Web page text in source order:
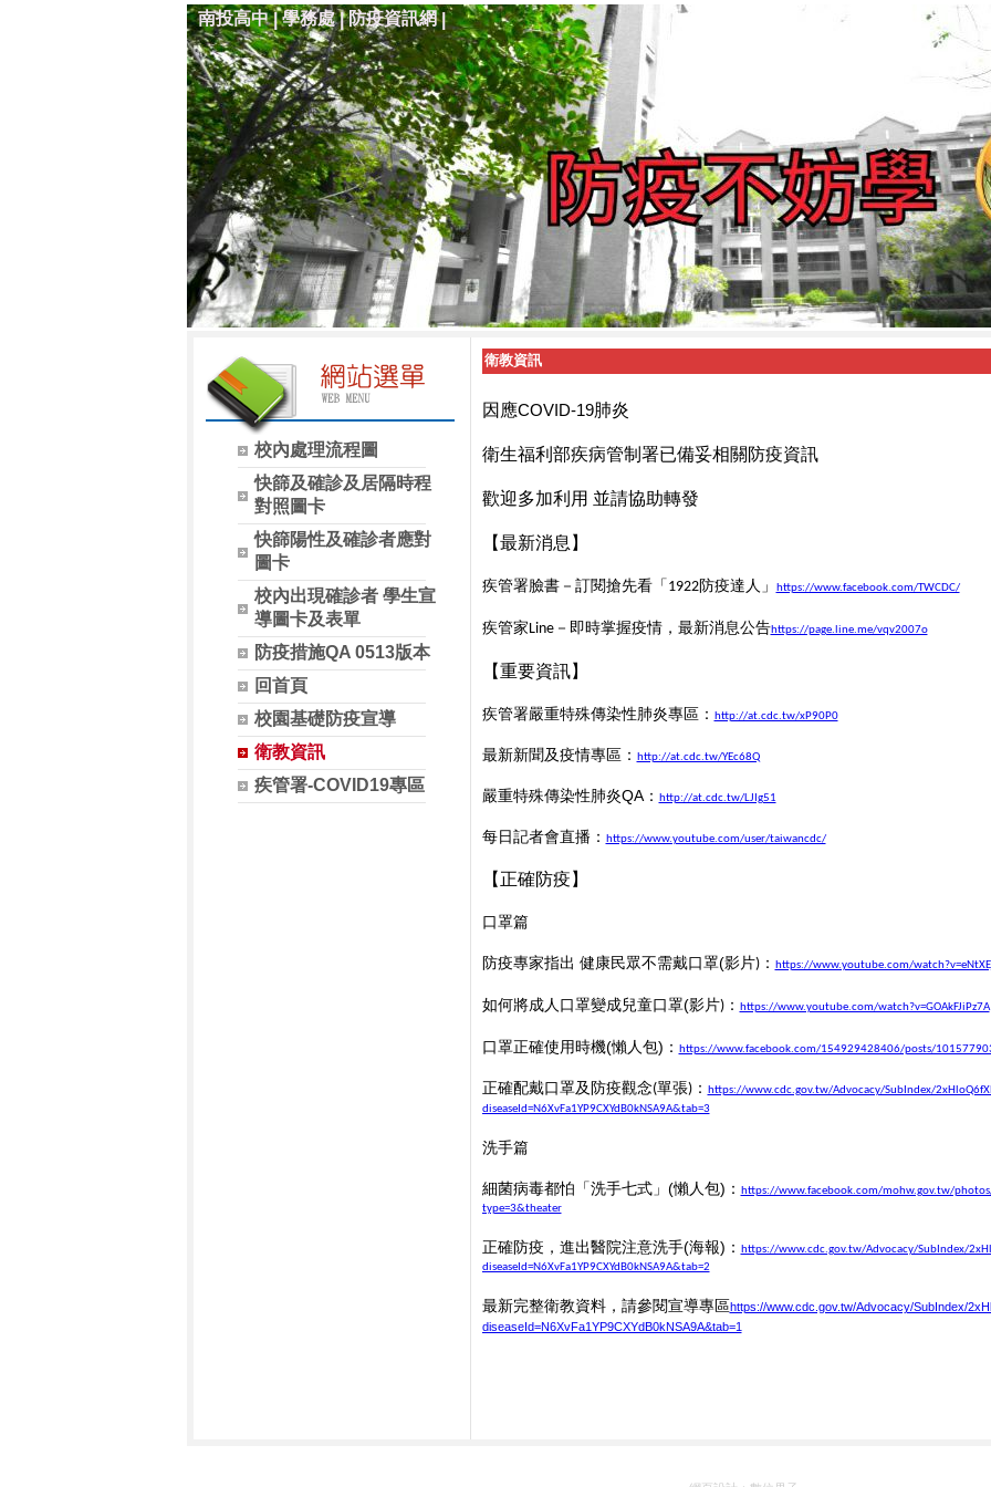
南投高中|學務處|防疫資訊網|
校內處理流程圖
快篩及確診及居隔時程
對照圖卡
快篩陽性及確診者應對
圖卡
校內出現確診者 學生宣
導圖卡及表單
防疫措施QA 0513版本
回首頁
校園基礎防疫宣導
衛教資訊
疾管署-COVID19專區
衛教資訊
因應COVID-19肺炎
衛生福利部疾病管制署已備妥相關防疫資訊
歡迎多加利用 並請協助轉發
【最新消息】
疾管署臉書－訂閱搶先看「 1922防疫達人」 https://www.facebook.com/TWCDC/
疾管家Line－即時掌握疫情，最新消息公告https://page.line.me/vqv2007o
【重要資訊】
疾管署嚴重特殊傳染性肺炎專區： http://at.cdc.tw/xP90P0
最新新聞及疫情專區： http://at.cdc.tw/YEc68Q
嚴重特殊傳染性肺炎QA： http://at.cdc.tw/LJIg51
每日記者會直播： https://www.youtube.com/user/taiwancdc/
【正確防疫】
口罩篇
防疫專家指出 健康民眾不需戴口罩(影片)： https://www.youtube.com/
如何將成人口罩變成兒童口罩(影片)： https://www.youtube.com/watch?v=GOAkFJiPz7A
口罩正確使用時機(懶人包) ： https://www.facebook.com/154929428406/posts/
正確配戴口罩及防疫觀念(單張)：
https://www.cdc.gov.tw/Advocacy/SubIndex/
diseaseId=N6XvFa1YP9CXYdB0kNSA9A&tab=3
洗手篇
細菌病毒都怕「洗手七式」 (懶人包) ：
https://www.facebook.com/mohw.gov.tw/
type=3&theater
正確防疫，進出醫院注意洗手(海報) ：
https://www.cdc.gov.tw/Advocacy/SubIndex/
diseaseId=N6XvFa1YP9CXYdB0kNSA9A&tab=2
最新完整衛教資料，請參閱宣導專區https://www.cdc.gov.tw/Advocacy/SubIndex/
diseaseId=N6XvFa1YP9CXYdB0kNSA9A&tab=1